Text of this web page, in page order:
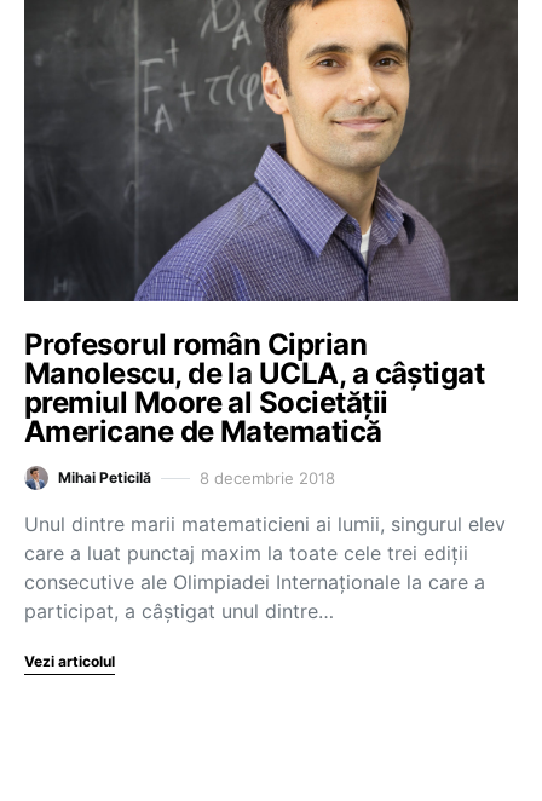
Profesorul român Ciprian
Manolescu, de la UCLA, a câștigat
premiul Moore al Societății
Americane de Matematică
Mihai Peticilă 8 decembrie 2018
Unul dintre marii matematicieni ai lumii, singurul elev
care a luat punctaj maxim la toate cele trei ediții
consecutive ale Olimpiadei Internaționale la care a
participat, a câștigat unul dintre…
Vezi articolul